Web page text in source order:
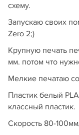
схему.
Запускаю своих
Zero 2;)
Крупную печать
мм. потом что
Мелкие печатаю
Пластик белый
классный пластик.
Скорость 80-